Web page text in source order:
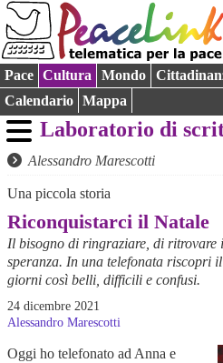
Pace Cultura Mondo
Calendario
Mappa
Laboratorio di
Alessandro Marescotti
Una piccola storia
Riconquistarci il Natale
Il bisogno di ringraziare, di ritrovare
speranza. In una telefonata riscopri
giorni così belli, difficili e confusi.
24 dicembre 2021
Alessandro Marescotti
Oggi ho telefonato ad Anna e